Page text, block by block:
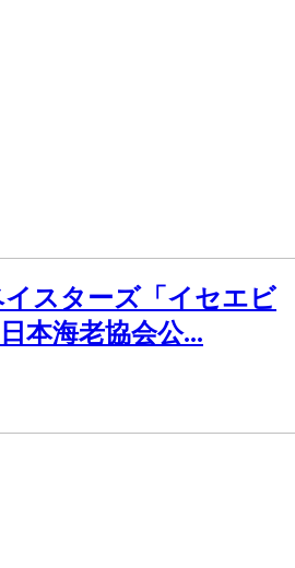
イスターズ「イセエビ
本海老協会公...